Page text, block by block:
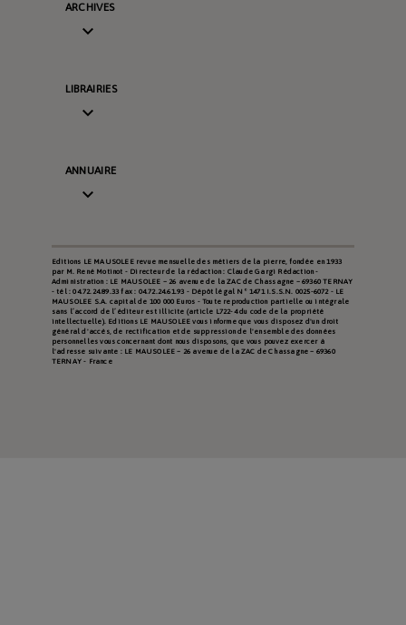
ARCHIVES

LIBRAIRIES

ANNUAIRE

Editions LE MAUSOLEE revue mensuelle des métiers de la pierre, fondée en 1933
par M. René Motinot - Directeur de la rédaction : Claude Gargi Rédaction -
Administration : LE MAUSOLEE – 26 avenue de la ZAC de Chassagne – 69360 TERNAY
- tél : 04.72.24.89.33 fax : 04.72.24.61.93 - Dépôt légal N° 1471 I.S.S.N. 0025-6072 - LE
MAUSOLEE S.A. capital de 100 000 Euros - Toute reproduction partielle ou intégrale
sans l’accord de l’éditeur est illicite (article L722-4 du code de la propriété
intellectuelle). Editions LE MAUSOLEE vous informe que vous disposez d'un droit
général d'accès, de rectification et de suppression de l'ensemble des données
personnelles vous concernant dont nous disposons, que vous pouvez exercer à
l'adresse suivante : LE MAUSOLEE – 26 avenue de la ZAC de Chassagne – 69360
TERNAY - France